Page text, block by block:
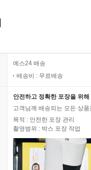
예스24 배송
배송비 : 무료배송
안전하고 정확한 포장을 위
고객님께 배송되는 모든 상
목적 : 안전한 포장 관리
촬영범위 : 박스 포장 작업